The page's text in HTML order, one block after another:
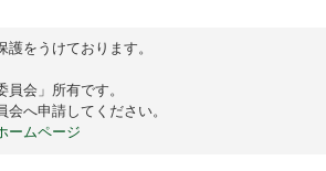
をうけております。
会」所有です。
へ申請してください。
ームページ